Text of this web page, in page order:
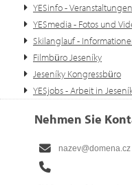
YESinfo -
YESmedia - Fotos und
Skilanglauf -
Filmbüro Jeseníky
Jeseníky Kongressbüro
YESjobs - Arbeit in
Nehmen Sie